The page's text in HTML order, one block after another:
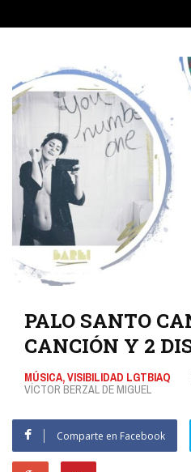
PALO SANTO
CANCIÓN Y 2
MÚSICA,VISIBILIDAD LGTBIAQ
VÍCTOR BERZAL DE MIGUEL
Comparte en Facebook